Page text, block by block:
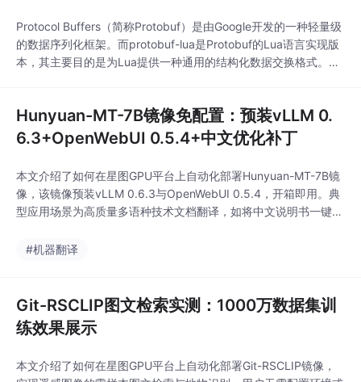
Protocol Buffers（简称Protobuf）是由Google开发的一种轻量级
的数据序列化框架。而protobuf-lua是Protobuf的Lua语言实现版
本，其主要目的是为Lua提供一种通用的结构化数据交换格式。与
据存储的场景。protobuf-lua的
Hunyuan-MT-7B镜像免配置：预装vLLM 0.
6.3+OpenWebUI 0.5.4+中文优化补丁
本文介绍了如何在星图GPU平台上自动化部署Hunyuan-MT-7B镜
像，该镜像预装vLLM 0.6.3与OpenWebUI 0.5.4，开箱即用。典
型应用场景为高质量多语种技术文档翻译，如将中文说明书一键精
化交付需求。
#机器翻译
Git-RSCLIP图文检索实测：1000万数据集训
练效果展示
本文介绍了如何在星图GPU平台上自动化部署Git-RSCLIP镜像，